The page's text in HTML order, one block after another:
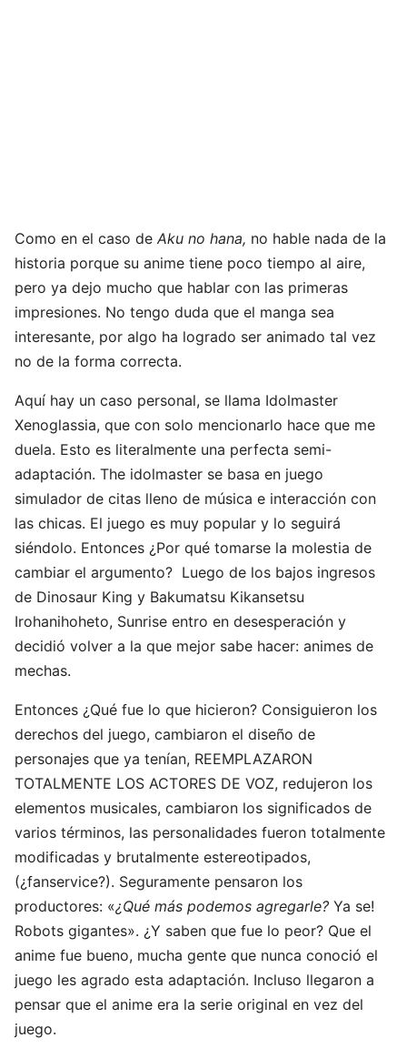
Como en el caso de Aku no hana, no hable nada de la
historia porque su anime tiene poco tiempo al aire,
pero ya dejo mucho que hablar con las primeras
impresiones. No tengo duda que el manga sea
interesante, por algo ha logrado ser animado tal vez
no de la forma correcta.
Aquí hay un caso personal, se llama Idolmaster
Xenoglassia, que con solo mencionarlo hace que me
duela. Esto es literalmente una perfecta semi-
adaptación. The idolmaster se basa en juego
simulador de citas lleno de música e interacción con
las chicas. El juego es muy popular y lo seguirá
siéndolo. Entonces ¿Por qué tomarse la molestia de
cambiar el argumento? Luego de los bajos ingresos
de Dinosaur King y Bakumatsu Kikansetsu
Irohanihoheto, Sunrise entro en desesperación y
decidió volver a la que mejor sabe hacer: animes de
mechas.
Entonces ¿Qué fue lo que hicieron? Consiguieron los
derechos del juego, cambiaron el diseño de
personajes que ya tenían, REEMPLAZARON
TOTALMENTE LOS ACTORES DE VOZ, redujeron los
elementos musicales, cambiaron los significados de
varios términos, las personalidades fueron totalmente
modificadas y brutalmente estereotipados,
(¿fanservice?). Seguramente pensaron los
productores: «¿Qué más podemos agregarle? Ya se!
Robots gigantes». ¿Y saben que fue lo peor? Que el
anime fue bueno, mucha gente que nunca conoció el
juego les agrado esta adaptación. Incluso llegaron a
pensar que el anime era la serie original en vez del
juego.